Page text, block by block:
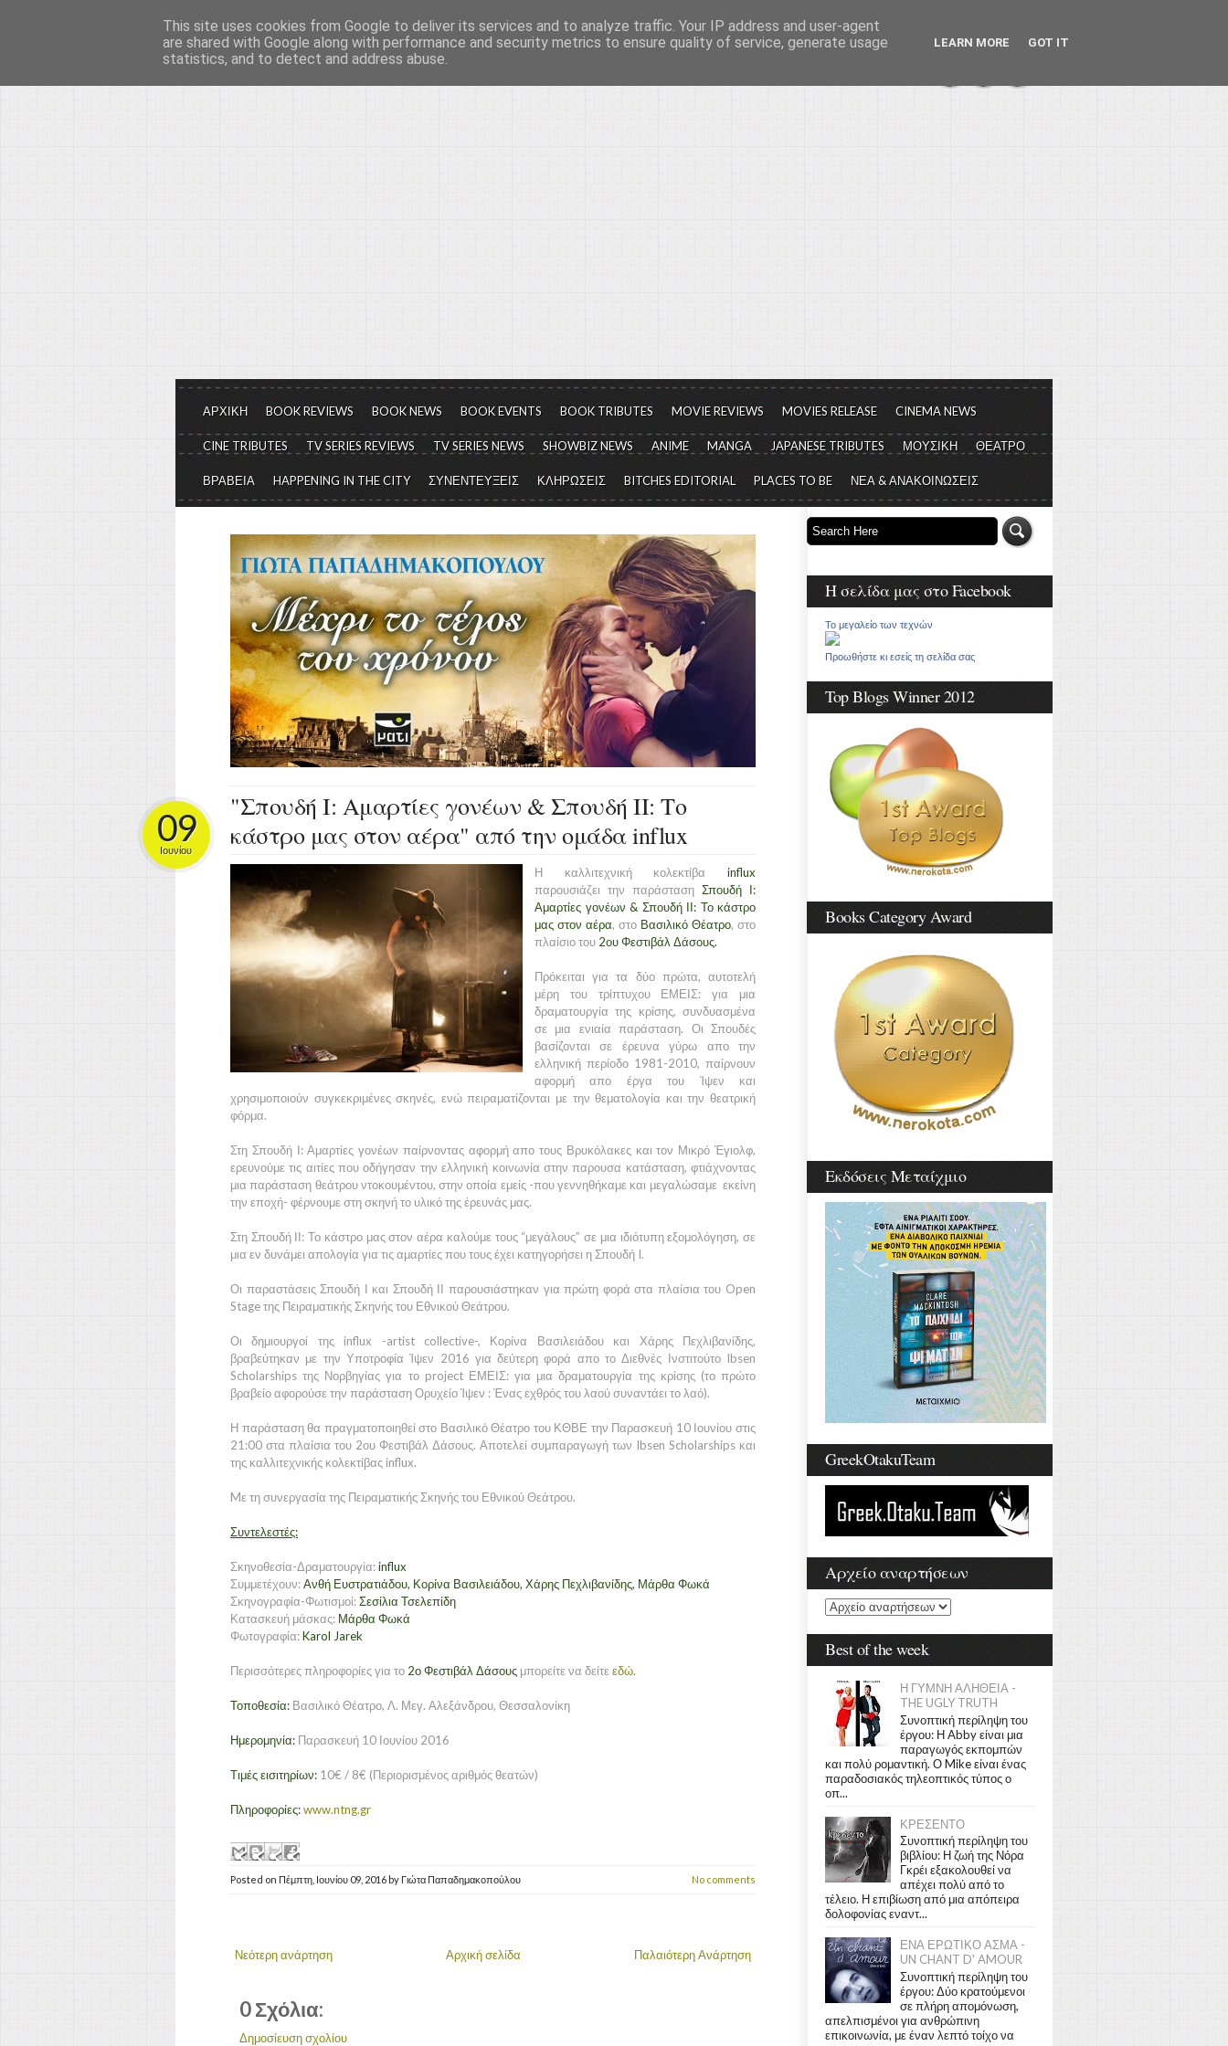
Το μεγαλείο των Τεχνών...
Είμαστε πάντα εδώ για να μιλάμε για τον πολιτισμό, σε κάθε του μορφή και έκταση...
ΑΡΧΙΚΗ BOOK REVIEWS BOOK NEWS BOOK EVENTS BOOK TRIBUTES MOVIE REVIEWS MOVIES RELEASE CINEMA NEWS
CINE TRIBUTES TV SERIES REVIEWS TV SERIES NEWS SHOWBIZ NEWS ANIME MANGA JAPANESE TRIBUTES ΜΟΥΣΙΚΗ ΘΕΑΤΡΟ
ΒΡΑΒΕΙΑ HAPPENING IN THE CITY ΣΥΝΕΝΤΕΥΞΕΙΣ ΚΛΗΡΩΣΕΙΣ BITCHES EDITORIAL PLACES TO BE ΝΕΑ & ΑΝΑΚΟΙΝΩΣΕΙΣ
"Σπουδή Ι: Αμαρτίες γονέων & Σπουδή ΙΙ: Το
κάστρο μας στον αέρα" από την ομάδα influx
09
Ιουνίου
Η καλλιτεχνική κολεκτίβα influx
παρουσιάζει την παράσταση Σπουδή Ι:
Αμαρτίες γονέων & Σπουδή ΙΙ: Το κάστρο
μας στον αέρα, στο Βασιλικό Θέατρο, στο
πλαίσιο του 2ου Φεστιβάλ Δάσους.
Πρόκειται για τα δύο πρώτα, αυτοτελή
μέρη του τρίπτυχου ΕΜΕΙΣ: για μια
δραματουργία της κρίσης, συνδυασμένα
σε μια ενιαία παράσταση. Οι Σπουδές
βασίζονται σε έρευνα γύρω απο την
ελληνική περίοδο 1981-2010, παίρνουν
αφορμή απο έργα του Ίψεν και
χρησιμοποιούν συγκεκριμένες σκηνές, ενώ πειραματίζονται με την θεματολογία και την θεατρική
φόρμα.
Στη Σπουδή Ι: Αμαρτίες γονέων παίρνοντας αφορμή απο τους Βρυκόλακες και τον Μικρό Έγιολφ,
ερευνούμε τις αιτίες που οδήγησαν την ελληνική κοινωνία στην παρουσα κατάσταση, φτιάχνοντας
μια παράσταση θεάτρου ντοκουμέντου, στην οποία εμείς -που γεννηθήκαμε και μεγαλώσαμε εκείνη
την εποχή- φέρνουμε στη σκηνή το υλικό της έρευνάς μας.
Στη Σπουδή ΙΙ: Το κάστρο μας στον αέρα καλούμε τους “μεγάλους” σε μια ιδιότυπη εξομολόγηση, σε
μια εν δυνάμει απολογία για τις αμαρτίες που τους έχει κατηγορήσει η Σπουδή I.
Οι παραστάσεις Σπουδή Ι και Σπουδή ΙΙ παρουσιάστηκαν για πρώτη φορά στα πλαίσια του Open
Stage της Πειραματικής Σκηνής του Εθνικού Θεάτρου.
Οι δημιουργοί της influx -artist collective-, Κορίνα Βασιλειάδου και Χάρης Πεχλιβανίδης,
βραβεύτηκαν με την Υποτροφία Ίψεν 2016 για δεύτερη φορά απο το Διεθνές Ινστιτούτο Ibsen
Scholarships της Νορβηγίας για το project ΕΜΕΙΣ: για μια δραματουργία της κρίσης (το πρώτο
βραβείο αφορούσε την παράσταση Ορυχείο Ίψεν : Ένας εχθρός του λαού συναντάει το λαό).
Η παράσταση θα πραγματοποιηθεί στο Βασιλικό Θέατρο του ΚΘΒΕ την Παρασκευή 10 Ιουνίου στις
21:00 στα πλαίσια του 2ου Φεστιβάλ Δάσους. Αποτελεί συμπαραγωγή των Ibsen Scholarships και
της καλλιτεχνικής κολεκτίβας influx.
Mε τη συνεργασία της Πειραματικής Σκηνής του Εθνικού Θεάτρου.
Συντελεστές:
Σκηνοθεσία-Δραματουργία:influx
Συμμετέχουν:Ανθή Ευστρατιάδου, Κορίνα Βασιλειάδου, Χάρης Πεχλιβανίδης, Μάρθα Φωκά
Σκηνογραφία-Φωτισμοί:Σεσίλια Τσελεπίδη
Κατασκευή μάσκας: Μάρθα Φωκά
Φωτογραφία:Karol Jarek
Περισσότερες πληροφορίες για το 2ο Φεστιβάλ Δάσους μπορείτε να δείτεεδώ.
Τοποθεσία: Βασιλικό Θέατρο, Λ. Μεγ. Αλεξάνδρου, Θεσσαλονίκη
Ημερομηνία: Παρασκευή 10 Ιουνίου 2016
Τιμές εισιτηρίων: 10€ / 8€ (Περιορισμένος αριθμός θεατών)
Πληροφορίες:www.ntng.gr
Posted on Πέμπτη, Ιουνίου 09, 2016 by Γιώτα Παπαδημακοπούλου No comments
Νεότερη ανάρτηση Παλαιότερη Ανάρτηση
Αρχική σελίδα
0 Σχόλια:
Δημοσίευση σχολίου
Η σελίδα μας στο Facebook
Το μεγαλείο των τεχνών
Προωθήστε κι εσείς τη σελίδα σας
Top Blogs Winner 2012
Books Category Award
Εκδόσεις Μεταίχμιο
GreekOtakuTeam
Αρχείο αναρτήσεων
Best of the week
Η ΓΥΜΝΗ ΑΛΗΘΕΙΑ -
THE UGLY TRUTH
Συνοπτική περίληψη του
έργου: Η Abby είναι μια
παραγωγός εκπομπών
και πολύ ρομαντική. Ο Mike είναι ένας
παραδοσιακός τηλεοπτικός τύπος ο
οπ...
ΚΡΕΣΕΝΤΟ
Συνοπτική περίληψη του
βιβλίου: Η ζωή της Νόρα
Γκρέι εξακολουθεί να
απέχει πολύ από το
τέλειο. Η επιβίωση από μια απόπειρα
δολοφονίας εναντ...
ΕΝΑ ΕΡΩΤΙΚΟ ΑΣΜΑ -
UN CHANT D' AMOUR
Συνοπτική περίληψη του
έργου: Δύο κρατούμενοι
σε πλήρη απομόνωση,
απελπισμένοι για ανθρώπινη
επικοινωνία, με έναν λεπτό τοίχο να
This site uses cookies from Google to deliver its services and to analyze traffic. Your IP address and user-agent
are shared with Google along with performance and security metrics to ensure quality of service, generate usage
statistics, and to detect and address abuse.
LEARN MORE GOT IT